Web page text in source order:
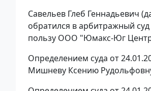
Савельев Глеб Геннадьевич
обратился в арбитражный
пользу ООО "Юмакс-Юг
Определением суда от
Мишневу Ксению